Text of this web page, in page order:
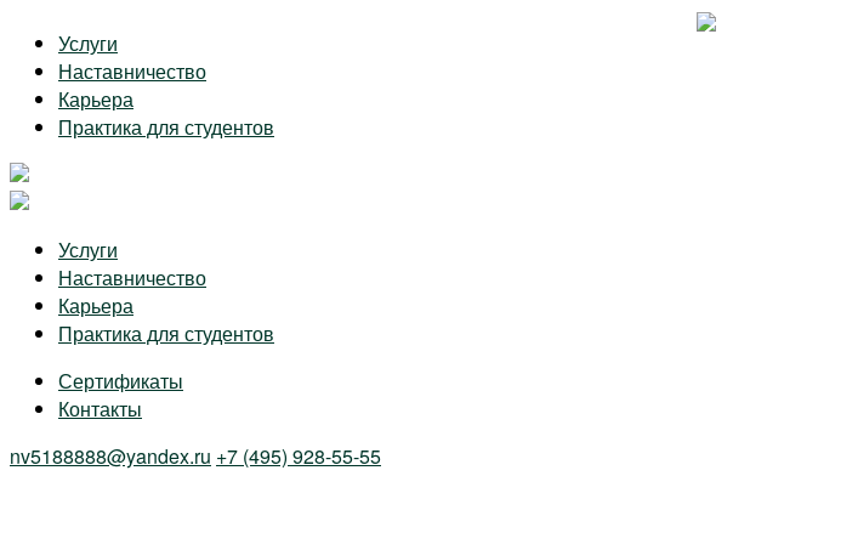
content
Услуги
Наставничество
Карьера
Практика для студентов
Услуги
Наставничество
Карьера
Практика для студентов
Сертификаты
Контакты
nv5188888@yandex.ru +7 (495) 928-55-55